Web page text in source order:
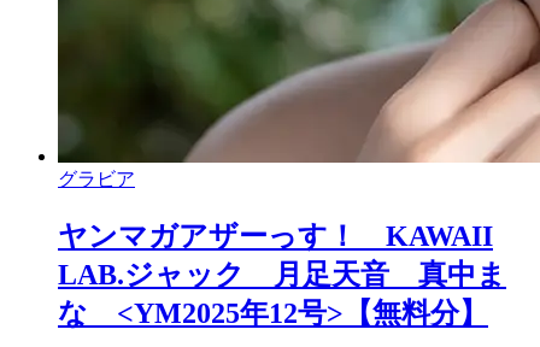
グラビア
ヤンマガアザーっす！ KAWAII
LAB.ジャック 月足天音 真中ま
な <YM2025年12号>【無料分】